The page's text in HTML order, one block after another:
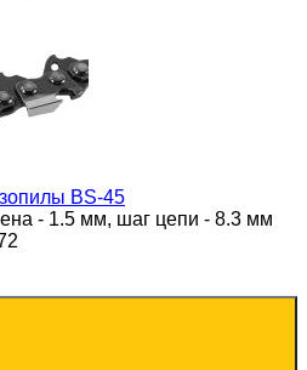
BS-45
- 1.5 мм, шаг цепи - 8.3 мм